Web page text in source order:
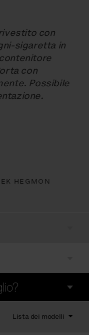
con
sigaretta in
con
Possibile
HEGMON
Lista dei modelli